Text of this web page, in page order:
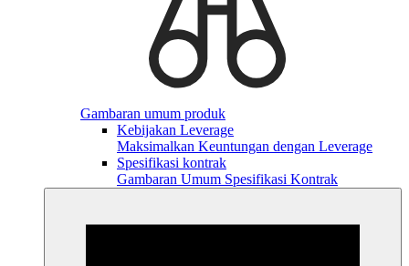
Gambaran umum produk
Kebijakan Leverage
Maksimalkan Keuntungan dengan Leverage
Spesifikasi kontrak
Gambaran Umum Spesifikasi Kontrak